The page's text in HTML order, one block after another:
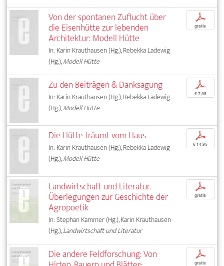
Von der spontanen Zuflucht über
die Eisenhütte zur lebenden
Architektur: Modell Hütte
In: Karin Krauthausen (Hg.), Rebekka Ladewig
(Hg.),Modell Hütte
p
gratis
Zu den Beiträgen & Danksagung
In: Karin Krauthausen (Hg.), Rebekka Ladewig
(Hg.),Modell Hütte
p
€ 7,95
Die Hütte träumt vom Haus
In: Karin Krauthausen (Hg.), Rebekka Ladewig
(Hg.),Modell Hütte
p
€ 14,95
Landwirtschaft und Literatur.
Überlegungen zur Geschichte der
Agropoetik
In: Stephan Kammer (Hg.), Karin Krauthausen
(Hg.),Landwirtschaft und Literatur
p
gratis
Die andere Feldforschung: Von p
gratis